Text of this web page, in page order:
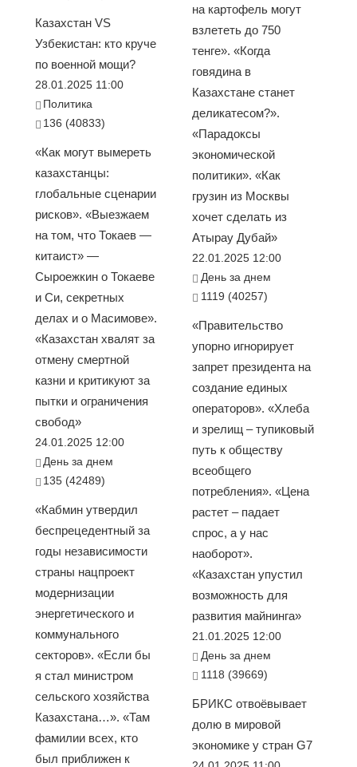
Казахстан VS
Узбекистан: кто круче
по военной мощи?
28.01.2025 11:00
Политика
136 (40833)
«Как могут вымереть
казахстанцы:
глобальные сценарии
рисков». «Выезжаем
на том, что Токаев —
китаист» —
Сыроежкин о Токаеве
и Си, секретных
делах и о Масимове».
«Казахстан хвалят за
отмену смертной
казни и критикуют за
пытки и ограничения
свобод»
24.01.2025 12:00
День за днем
135 (42489)
«Кабмин утвердил
беспрецедентный за
годы независимости
страны нацпроект
модернизации
энергетического и
коммунального
секторов». «Если бы
я стал министром
сельского хозяйства
Казахстана…». «Там
фамилии всех, кто
был приближен к
на картофель могут
взлететь до 750
тенге». «Когда
говядина в
Казахстане станет
деликатесом?».
«Парадоксы
экономической
политики». «Как
грузин из Москвы
хочет сделать из
Атырау Дубай»
22.01.2025 12:00
День за днем
1119 (40257)
«Правительство
упорно игнорирует
запрет президента на
создание единых
операторов». «Хлеба
и зрелищ – тупиковый
путь к обществу
всеобщего
потребления». «Цена
растет – падает
спрос, а у нас
наоборот».
«Казахстан упустил
возможность для
развития майнинга»
21.01.2025 12:00
День за днем
1118 (39669)
БРИКС отвоёвывает
долю в мировой
экономике у стран G7